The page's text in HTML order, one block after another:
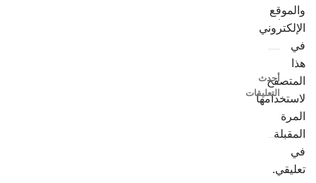
والموقع
الإلكتروني
في
هذا
المتصفح
لاستخدامها
المرة
المقبلة
في
تعليقي.
أحدث
التعليقات